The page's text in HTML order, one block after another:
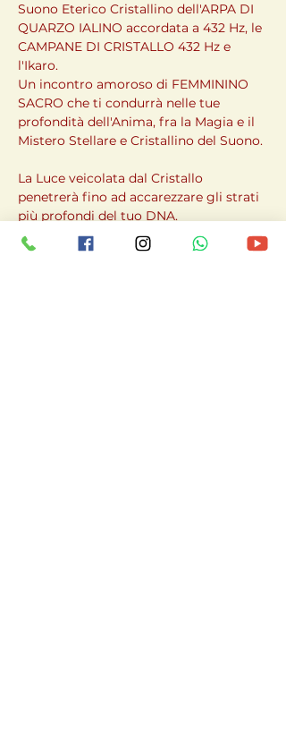
Suono Eterico Cristallino dell'ARPA DI
QUARZO IALINO accordata a 432 Hz, le
CAMPANE DI CRISTALLO 432 Hz e
l'Ikaro.
Un incontro amoroso di FEMMININO
SACRO che ti condurrà nelle tue
profondità dell'Anima, fra la Magia e il
Mistero Stellare e Cristallino del Suono.
La Luce veicolata dal Cristallo
penetrerà fino ad accarezzare gli strati
più profondi del tuo DNA.
Prenotazioni:
Contattare per prenotarsi al 347